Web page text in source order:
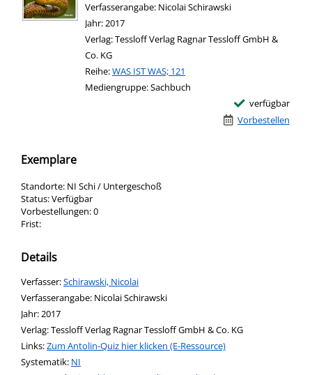
Verfasserangabe: Nicolai Schirawski
Jahr:2017
Verlag:Tessloff Verlag Ragnar Tessloff GmbH &
Co. KG
Reihe:WAS IST WAS; 121
Mediengruppe:Sachbuch
verfügbar
Vorbestellen
Exemplare
Standorte: NI Schi / Untergeschoß
Status:Verfügbar
Vorbestellungen:0
Frist:
Details
Verfasser:Suche nach diesem Verfasser
Schirawski, Nicolai
Verfasserangabe: Nicolai Schirawski
Jahr:2017
Verlag:Tessloff Verlag Ragnar Tessloff GmbH & Co. KG
opens in new tab
Links:Diesen Link in neuem Tab öffnen
Zum Antolin-Quiz hier klicken (E-Ressource)
Systematik: Suche nach dieser Systematik
NI